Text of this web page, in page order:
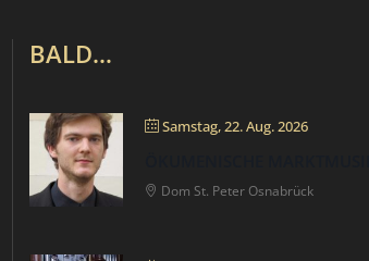
BALD…
Samstag, 22. Aug. 2026
Dom St. Peter Osnabrück